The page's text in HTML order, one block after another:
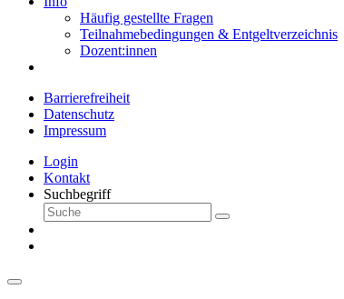
Häufig gestellte Fragen
Teilnahmebedingungen & Entgeltverzeichnis
Dozent:innen
Barrierefreiheit
Datenschutz
Impressum
Login
Kontakt
Suchbegriff